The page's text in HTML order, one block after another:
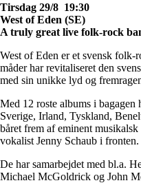
Tirsdag 29/8 19:30
West of Eden (SE)
A truly great live folk-rock
West of Eden er et svensk folk-
måder har revitaliseret den
med sin unikke lyd og
Med 12 roste albums i bagagen
Sverige, Irland, Tyskland,
båret frem af eminent
vokalist Jenny Schaub i fronten.
De har samarbejdet med bl.a.
Michael McGoldrick og John